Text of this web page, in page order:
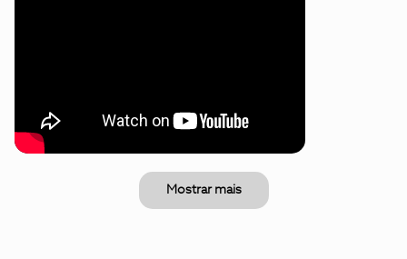
Mostrar mais